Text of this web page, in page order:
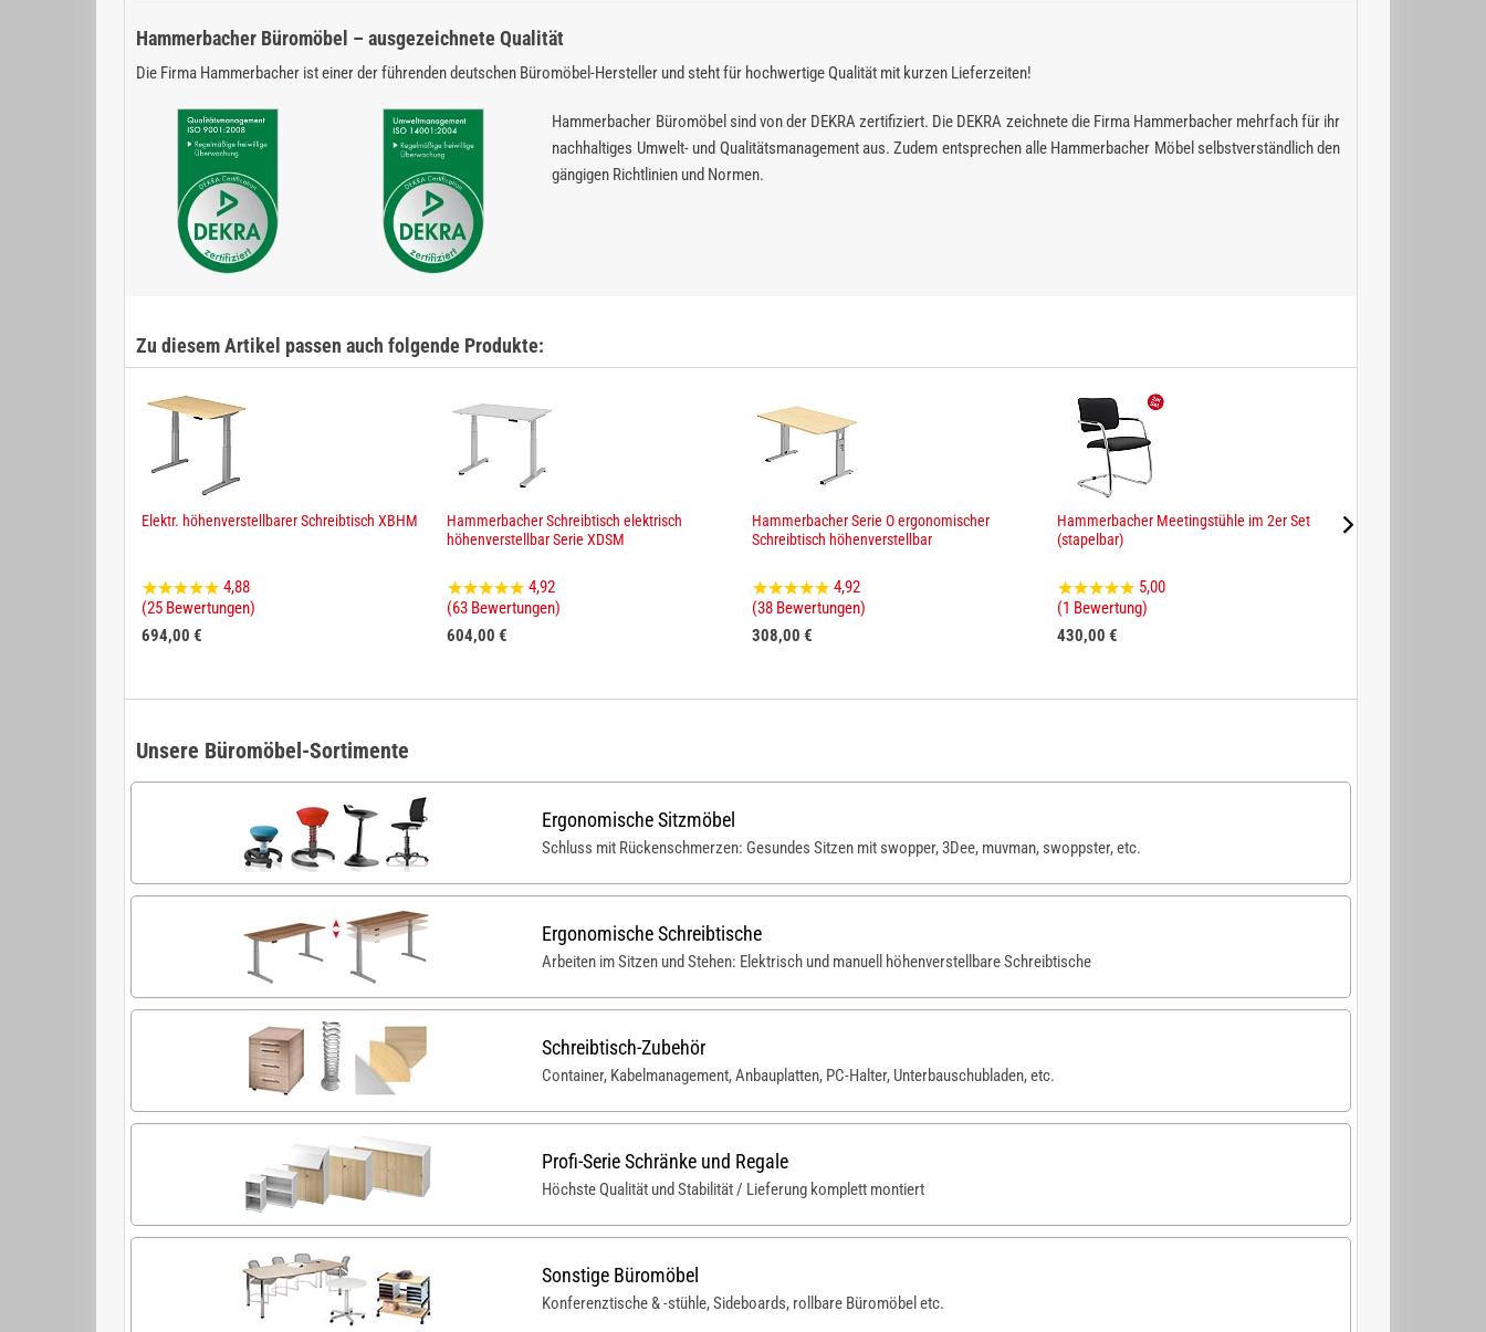
Hammerbacher Büromöbel – ausgezeichnete Qualität
Die Firma Hammerbacher ist einer der führenden deutschen Büromöbel-Hersteller und steht für hochwertige Qualität mit kurzen Lieferzeiten!
Hammerbacher Büromöbel sind von der DEKRA zertifiziert. Die DEKRA zeichnete die Firma Hammerbacher mehrfach für ihr
nachhaltiges Umwelt- und Qualitätsmanagement aus. Zudem entsprechen alle Hammerbacher Möbel selbstverständlich den
gängigen Richtlinien und Normen.
Zu diesem Artikel passen auch folgende Produkte:
Elektr. höhenverstellbarer Schreibtisch XBHM
4,88
(25 Bewertungen)
694,00 €
Hammerbacher Schreibtisch elektrisch
höhenverstellbar Serie XDSM
4,92
(63 Bewertungen)
604,00 €
Hammerbacher Serie O ergonomischer
Schreibtisch höhenverstellbar
4,92
(38 Bewertungen)
308,00 €
Hammerbacher Meetingstühle im 2er Set
(stapelbar)
5,00
(1 Bewertung)
430,00 €
Unsere Büromöbel-Sortimente
Ergonomische Sitzmöbel
Schluss mit Rückenschmerzen: Gesundes Sitzen mit swopper, 3Dee, muvman, swoppster, etc.
Ergonomische Schreibtische
Arbeiten im Sitzen und Stehen: Elektrisch und manuell höhenverstellbare Schreibtische
Schreibtisch-Zubehör
Container, Kabelmanagement, Anbauplatten, PC-Halter, Unterbauschubladen, etc.
Profi-Serie Schränke und Regale
Höchste Qualität und Stabilität / Lieferung komplett montiert
Sonstige Büromöbel
Konferenztische & -stühle, Sideboards, rollbare Büromöbel etc.